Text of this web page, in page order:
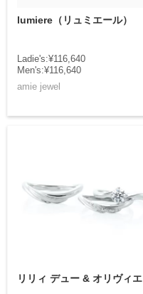
lumiere（リュミエール）
Ladie's:¥116,640
Men's:¥116,640
amie jewel
リリィ デュー & オリヴィエ